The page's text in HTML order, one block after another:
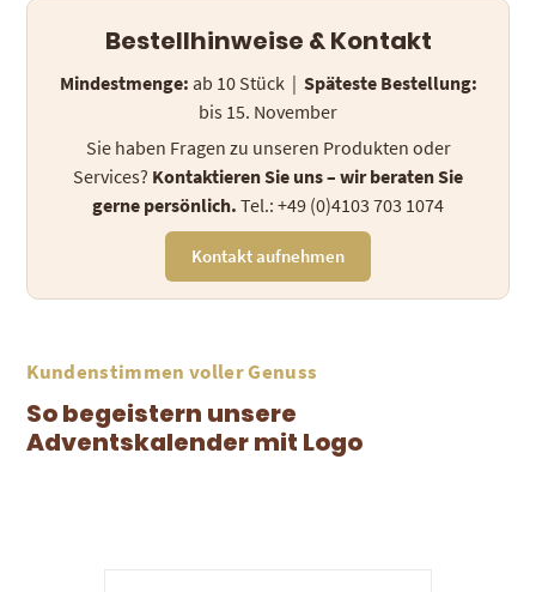
Bestellhinweise & Kontakt
Mindestmenge: ab 10 Stück | Späteste Bestellung:
bis 15. November
Sie haben Fragen zu unseren Produkten oder
Services? Kontaktieren Sie uns – wir beraten Sie
gerne persönlich. Tel.: +49 (0)4103 703 1074
Kontakt aufnehmen
Kundenstimmen voller Genuss
So begeistern unsere
Adventskalender mit Logo